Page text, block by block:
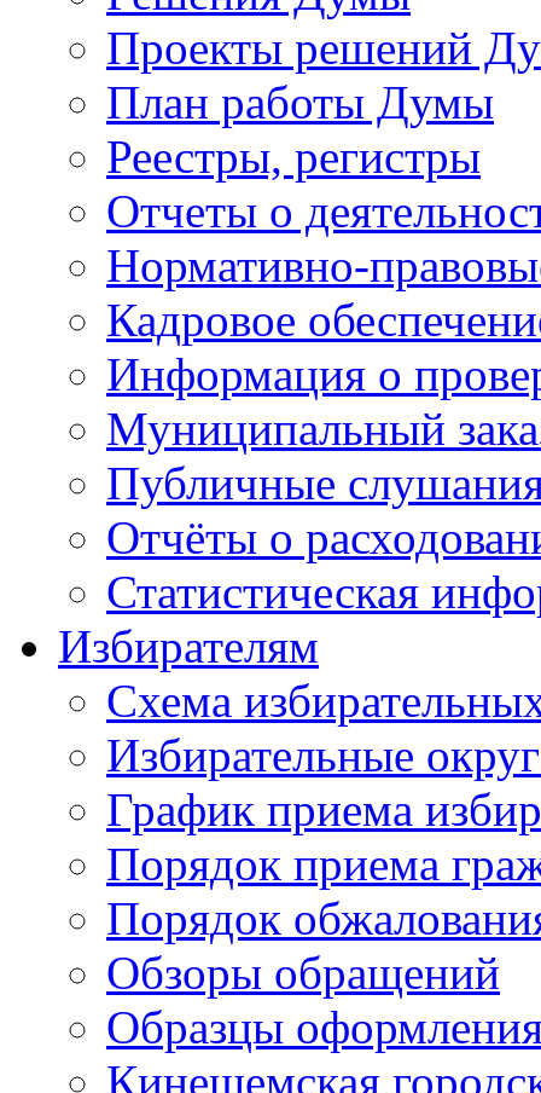
Проекты решений
План работы Думы
Реестры, регистры
Отчеты о
Нормативно-
Кадровое
Информация о
Муниципальный
Публичные
Отчёты о
Статистическая
Избирателям
Схема
Избирательные
График приема
Порядок приема
Порядок
Обзоры обращений
Образцы
Кинешемская